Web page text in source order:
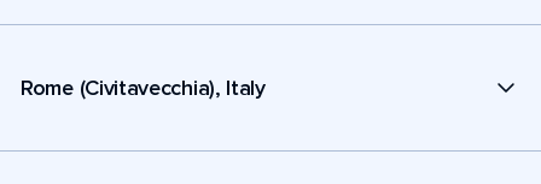
Rome (Civitavecchia), Italy